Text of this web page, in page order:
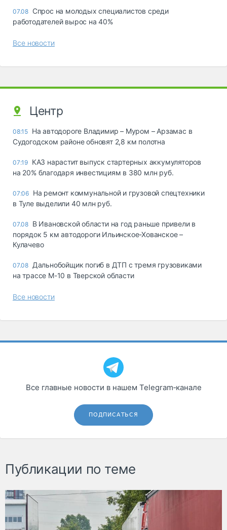
07.08 Спрос на молодых специалистов среди
работодателей вырос на 40%
Все новости
Центр
08:15 На автодороге Владимир – Муром – Арзамас в
Судогодском районе обновят 2,8 км полотна
07:19 КАЗ нарастит выпуск стартерных аккумуляторов
на 20% благодаря инвестициям в 380 млн руб.
07:06 На ремонт коммунальной и грузовой спецтехники
в Туле выделили 40 млн руб.
07.08 В Ивановской области на год раньше привели в
порядок 5 км автодороги Ильинское-Хованское –
Кулачево
07.08 Дальнобойщик погиб в ДТП с тремя грузовиками
на трассе М-10 в Тверской области
Все новости
Все главные новости в нашем Telegram‑канале
ПОДПИСАТЬСЯ
Публикации по теме